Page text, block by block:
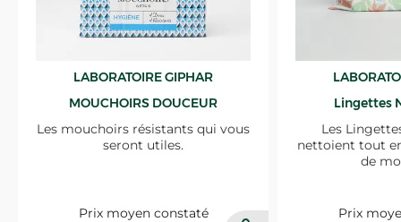
LABORATOIRE GIPHAR
MOUCHOIRS DOUCEUR
Les mouchoirs résistants qui vous
seront utiles.
Prix moyen constaté
Lingettes
Les
nettoient tout
de
Prix